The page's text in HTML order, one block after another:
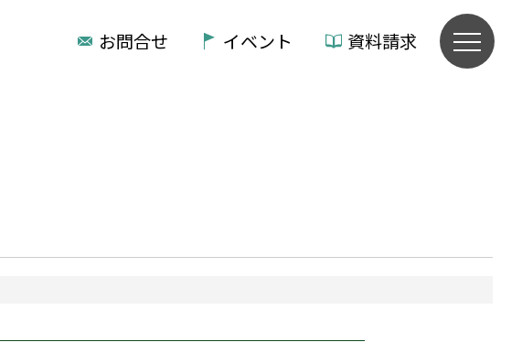
お問合せ イベント 資料請求